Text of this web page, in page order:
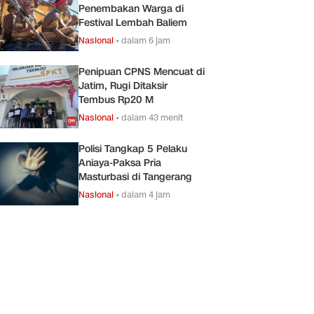
Penembakan Warga di
Festival Lembah Baliem
Nasional •dalam 6 jam
Penipuan CPNS Mencuat di
Jatim, Rugi Ditaksir
Tembus Rp20 M
Nasional •dalam 43 menit
Polisi Tangkap 5 Pelaku
Aniaya-Paksa Pria
Masturbasi di Tangerang
Nasional •dalam 4 jam